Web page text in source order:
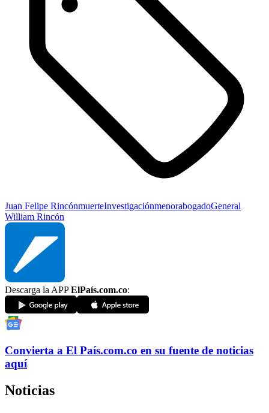
Juan Felipe RincónmuerteInvestigaciónmenorabogadoGeneral
William Rincón
Descarga la APPElPaís.com.co:
Convierta a El País.com.co en su fuente de noticias
aquí
Noticias